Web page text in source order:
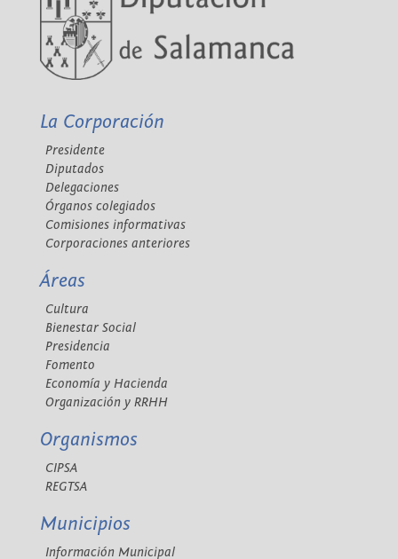
La Corporación
Presidente
Diputados
Delegaciones
Órganos colegiados
Comisiones informativas
Corporaciones anteriores
Áreas
Cultura
Bienestar Social
Presidencia
Fomento
Economía y Hacienda
Organización y RRHH
Organismos
CIPSA
REGTSA
Municipios
Información Municipal